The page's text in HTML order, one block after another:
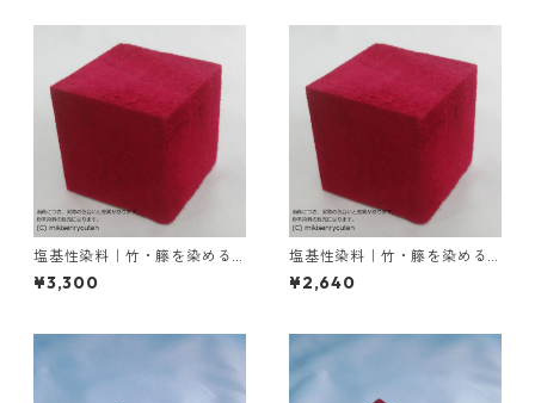
塩基性染料｜竹・籐を染める
｜100g｜塩基性レット（赤色
系）
¥3,300
塩基性染料｜竹・籐を染める
｜50g｜塩基性レット（赤色
系）
¥2,640